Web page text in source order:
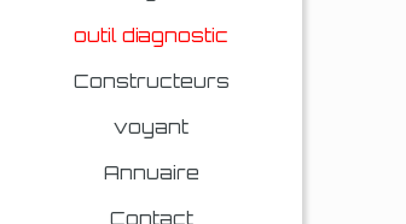
outil diagnostic
Constructeurs
voyant
Annuaire
Contact